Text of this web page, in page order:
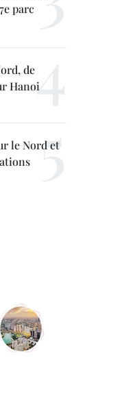
parc
de
Hanoi
le Nord et